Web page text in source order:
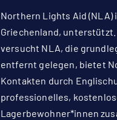
Northern Lights Aid (NLA)
Griechenland,
versucht NLA, die
entfernt gelegen, bietet
Kontakten durch
professionelles,
Lagerbewohner*innen